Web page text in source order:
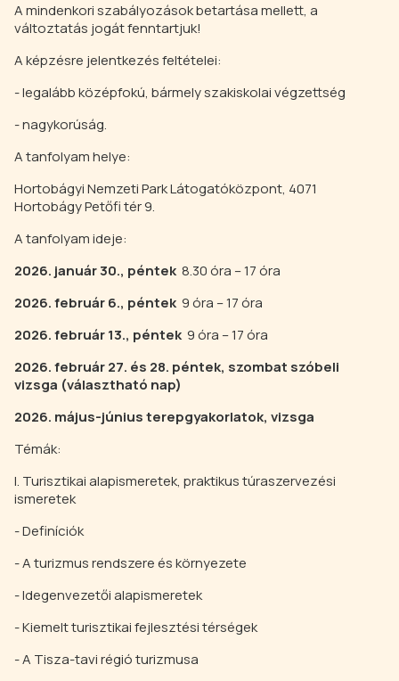
A mindenkori szabályozások betartása mellett, a
változtatás jogát fenntartjuk!
A képzésre jelentkezés feltételei:
- legalább középfokú, bármely szakiskolai végzettség
- nagykorúság.
A tanfolyam helye:
Hortobágyi Nemzeti Park Látogatóközpont, 4071
Hortobágy Petőfi tér 9.
A tanfolyam ideje:
2026. január 30., péntek 8.30 óra – 17 óra
2026. február 6., péntek 9 óra – 17 óra
2026. február 13., péntek 9 óra – 17 óra
2026. február 27. és 28. péntek, szombat szóbeli
vizsga (választható nap)
2026. május-június terepgyakorlatok, vizsga
Témák:
I. Turisztikai alapismeretek, praktikus túraszervezési
ismeretek
- Definíciók
- A turizmus rendszere és környezete
- Idegenvezetői alapismeretek
- Kiemelt turisztikai fejlesztési térségek
- A Tisza-tavi régió turizmusa